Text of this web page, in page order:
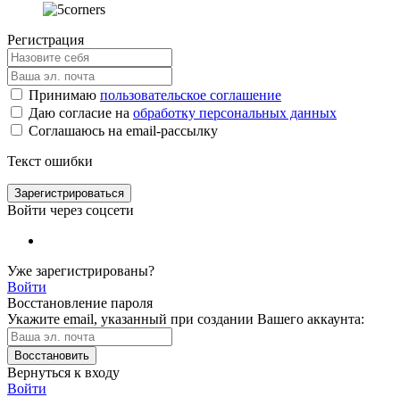
Регистрация
Принимаю пользовательское соглашение
Даю согласие на обработку персональных данных
Соглашаюсь на email-рассылку
Текст ошибки
Зарегистрироваться
Войти через соцсети
Уже зарегистрированы?
Войти
Восстановление пароля
Укажите email, указанный при создании Вашего аккаунта:
Восстановить
Вернуться к входу
Войти